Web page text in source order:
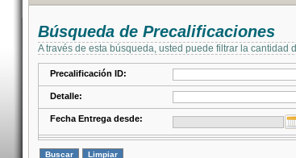
Búsqueda de Precalificaciones
A través de esta búsqueda, usted puede filtrar la cantidad
Precalificación ID:
Detalle:
Fecha Entrega desde: